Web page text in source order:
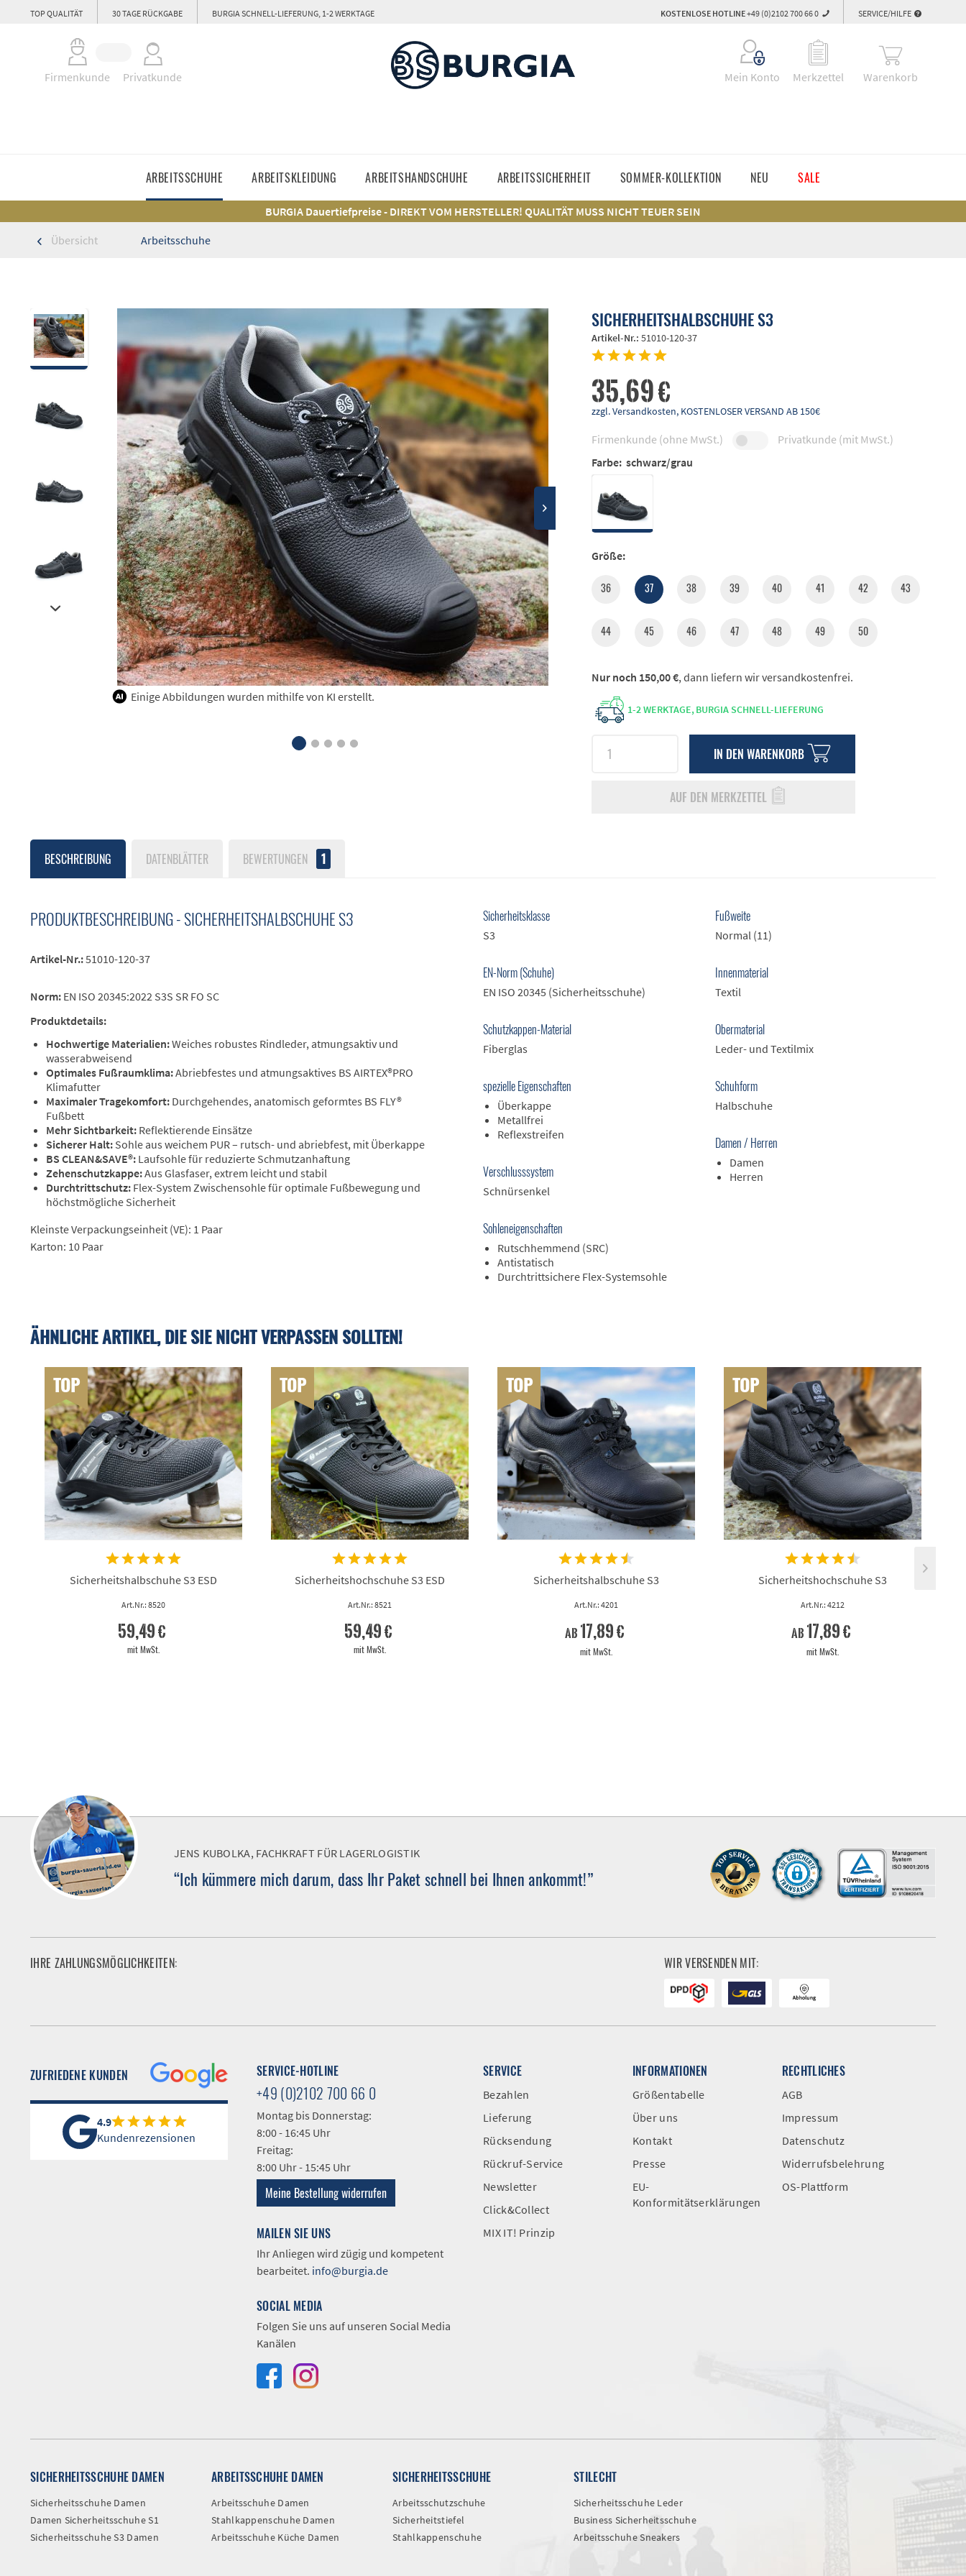
TOP QUALITÄT 30 TAGE RÜCKGABE BURGIA SCHNELL-LIEFERUNG, 1-2 WERKTAGE SERVICE/HILFE
KOSTENLOSE HOTLINE+49 (0)2102 700 66 0
Firmenkunde Privatkunde Mein Konto Merkzettel Warenkorb
ARBEITSSCHUHE ARBEITSKLEIDUNG ARBEITSHANDSCHUHE ARBEITSSICHERHEIT SOMMER-KOLLEKTION NEU SALE
BURGIA Dauertiefpreise - DIREKT VOM HERSTELLER! QUALITÄT MUSS NICHT TEUER SEIN
Übersicht
Arbeitsschuhe
Einige Abbildungen wurden mithilfe von KI erstellt.
SICHERHEITSHALBSCHUHE S3
Artikel-Nr.:51010-120-37
35,69 €
zzgl. Versandkosten, KOSTENLOSER VERSAND AB 150€
Firmenkunde (ohne MwSt.)
Privatkunde (mit MwSt.)
Farbe: schwarz/grau
Größe:
36 37 38 39 40 41 42 43
44 45 46 47 48 49 50
1-2 WERKTAGE,BURGIA SCHNELL-LIEFERUNG
IN DEN WARENKORB
AUF DEN MERKZETTEL
Nur noch 150,00 €, dann liefern wir versandkostenfrei.
BESCHREIBUNG DATENBLÄTTER BEWERTUNGEN 1
PRODUKTBESCHREIBUNG - SICHERHEITSHALBSCHUHE S3
Artikel-Nr.:51010-120-37
Norm: EN ISO 20345:2022 S3S SR FO SC
Produktdetails:
Hochwertige Materialien:Weiches robustes Rindleder, atmungsaktiv und
wasserabweisend
Optimales Fußraumklima:Abriebfestes und atmungsaktives BS AIRTEX®PRO
Klimafutter
Maximaler Tragekomfort: Durchgehendes, anatomisch geformtes BS FLY®
Fußbett
Mehr Sichtbarkeit: Reflektierende Einsätze
Sicherer Halt: Sohle aus weichem PUR – rutsch- und abriebfest, mit Überkappe
BS CLEAN&SAVE®: Laufsohle für reduzierte Schmutzanhaftung
Zehenschutzkappe:Aus Glasfaser, extrem leicht und stabil
Durchtrittschutz: Flex-System Zwischensohle für optimale Fußbewegung und
höchstmögliche Sicherheit
Kleinste Verpackungseinheit (VE): 1 Paar
Karton: 10 Paar
Sicherheitsklasse
S3
EN-Norm (Schuhe)
EN ISO 20345 (Sicherheitsschuhe)
Schutzkappen-Material
Fiberglas
spezielle Eigenschaften
Überkappe
Metallfrei
Reflexstreifen
Verschlusssystem
Schnürsenkel
Sohleneigenschaften
Rutschhemmend (SRC)
Antistatisch
Durchtrittsichere Flex-Systemsohle
Fußweite
Normal (11)
Innenmaterial
Textil
Obermaterial
Leder- und Textilmix
Schuhform
Halbschuhe
Damen / Herren
Damen
Herren
ÄHNLICHE ARTIKEL, DIE SIE NICHT VERPASSEN SOLLTEN!
TOP
Sicherheitshalbschuhe S3 ESD
Art.Nr.: 8520
59,49 €
mit MwSt.
TOP
Sicherheitshochschuhe S3 ESD
Art.Nr.: 8521
59,49 €
mit MwSt.
TOP
Sicherheitshalbschuhe S3
Art.Nr.: 4201
ab 17,89 €
mit MwSt.
TOP
Sicherheitshochschuhe S3
Art.Nr.: 4212
ab 17,89 €
mit MwSt.
JENS KUBOLKA, FACHKRAFT FÜR LAGERLOGISTIK
“Ich kümmere mich darum, dass Ihr Paket schnell bei Ihnen ankommt!”
IHRE ZAHLUNGSMÖGLICHKEITEN: WIR VERSENDEN MIT:
ZUFRIEDENE KUNDEN
4.9
Kundenrezensionen
SERVICE-HOTLINE
+49 (0)2102 700 66 0
Montag bis Donnerstag:
8:00 - 16:45 Uhr
Freitag:
8:00 Uhr - 15:45 Uhr
Meine Bestellung widerrufen
MAILEN SIE UNS
Ihr Anliegen wird zügig und kompetent
bearbeitet. info@burgia.de
SOCIAL MEDIA
Folgen Sie uns auf unseren Social Media
Kanälen
SERVICE
Bezahlen
Lieferung
Rücksendung
Rückruf-Service
Newsletter
Click&Collect
MIX IT! Prinzip
INFORMATIONEN
Größentabelle
Über uns
Kontakt
Presse
EU-
Konformitätserklärungen
RECHTLICHES
AGB
Impressum
Datenschutz
Widerrufsbelehrung
OS-Plattform
SICHERHEITSSCHUHE DAMEN
Sicherheitsschuhe Damen
Damen Sicherheitsschuhe S1
Sicherheitsschuhe S3 Damen
ARBEITSSCHUHE DAMEN
Arbeitsschuhe Damen
Stahlkappenschuhe Damen
Arbeitsschuhe Küche Damen
SICHERHEITSSCHUHE
Arbeitsschutzschuhe
Sicherheitstiefel
Stahlkappenschuhe
STILECHT
Sicherheitsschuhe Leder
Business Sicherheitsschuhe
Arbeitsschuhe Sneakers